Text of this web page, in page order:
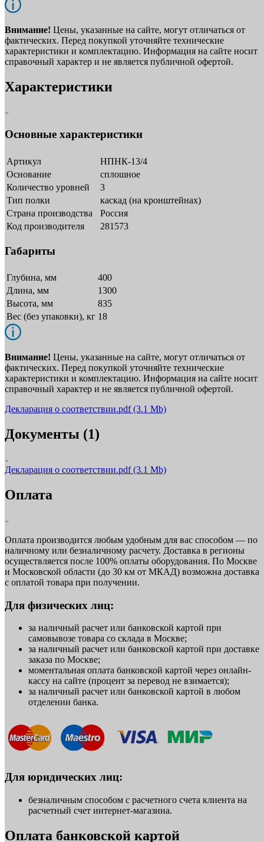
Внимание! Цены, указанные на сайте, могут отличаться от
фактических. Перед покупкой уточняйте технические
характеристики и комплектацию. Информация на сайте носит
справочный характер и не является публичной офертой.
Характеристики
Основные характеристики
Артикул
НПНК-13/4
Основание
сплошное
Количество уровней
3
Тип полки
каскад (на кронштейнах)
Страна производства
Россия
Код производителя
281573
Габариты
Глубина, мм
400
Длина, мм
1300
Высота, мм
835
Вес (без упаковки), кг 18
Внимание! Цены, указанные на сайте, могут отличаться от
фактических. Перед покупкой уточняйте технические
характеристики и комплектацию. Информация на сайте носит
справочный характер и не является публичной офертой.
Декларация о соответствии.pdf(3.1 Mb)
Документы (1)
Декларация о соответствии.pdf(3.1 Mb)
Оплата
Оплата производится любым удобным для вас способом — по
наличному или безналичному расчету. Доставка в регионы
осуществляется после 100% оплаты оборудования. По Москве
и Московской области (до 30 км от МКАД) возможна доставка
с оплатой товара при получении.
Для физических лиц:
за наличный расчет или банковской картой при
самовывозе товара со склада в Москве;
за наличный расчет или банковской картой при доставке
заказа по Москве;
моментальная оплата банковской картой через онлайн-
кассу на сайте (процент за перевод не взимается);
за наличный расчет или банковской картой в любом
отделении банка.
Для юридических лиц:
безналичным способом с расчетного счета клиента на
расчетный счет интернет-магазина.
Оплата банковской картой